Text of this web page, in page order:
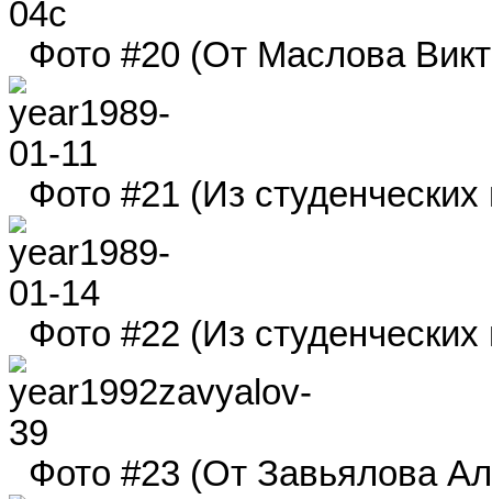
Фото #20 (От Маслова
Фото #21 (Из студенческих
Фото #22 (Из студенческих
Фото #23 (От Завьялова